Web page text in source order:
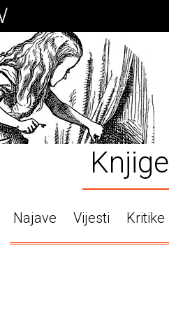
Knjige
Najave Vijesti Kritike